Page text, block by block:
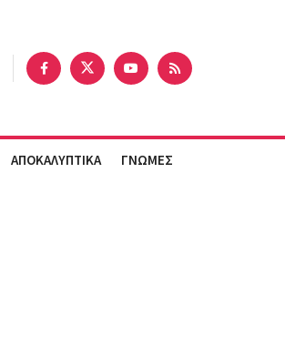
ΑΠΟΚΑΛΥΠΤΙΚΑ ΓΝΩΜΕΣ